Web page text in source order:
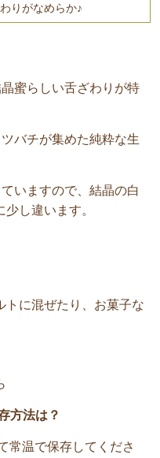
りがなめらか♪
蜜らしい舌ざわりが特
バチが集めた純粋な生
いますので、結晶の白
し違います。
トに混ぜたり、お菓子な
方法は？
常温で保存してくださ